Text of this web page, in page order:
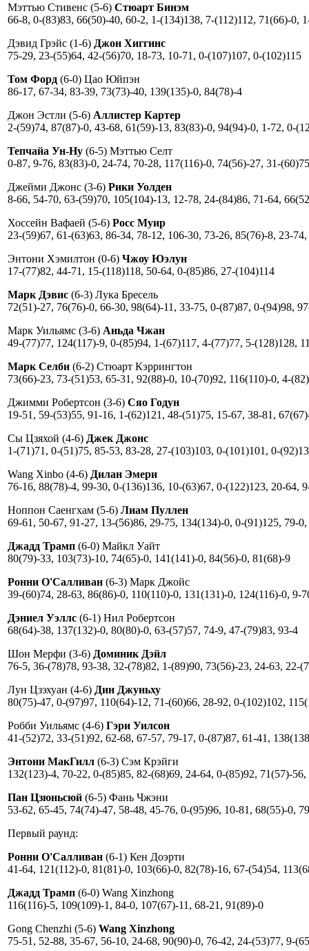
Мэттью Стивенс (5-6) Стюарт Бинэм
66-8, 0-(83)83, 66(50)-40, 60-2, 1-(134)138, 7-(112)112, 71(66)-0,
Дэвид Грэйс (1-6) Джон Хиггинс
75-29, 23-(55)64, 42-(56)70, 18-73, 10-71, 0-(107)107, 0-(102)115
Том Форд (6-0) Цао Юйпэн
86-17, 67-34, 83-39, 73(73)-40, 139(135)-0, 84(78)-4
Джон Эстли (5-6) Аллистер Картер
2-(59)74, 87(87)-0, 43-68, 61(59)-13, 83(83)-0, 94(94)-0, 1-72, 0-
Тепчайа Ун-Ну (6-5) Мэттью Селт
0-87, 9-76, 83(83)-0, 24-74, 70-28, 117(116)-0, 74(56)-27, 31-
Джейми Джонс (3-6) Рики Уолден
8-66, 54-70, 63-(59)70, 105(104)-13, 12-78, 24-(84)86, 71-64,
Хоссейн Вафаей (5-6) Росс Муир
23-(59)67, 61-(63)63, 86-34, 78-12, 106-30, 73-26, 85(76)-8, 23-
Энтони Хэмилтон (0-6) Чжоу Юэлун
17-(77)82, 44-71, 15-(118)118, 50-64, 0-(85)86, 27-(104)114
Марк Дэвис (6-3) Лука Бресель
72(51)-27, 76(76)-0, 66-30, 98(64)-11, 33-75, 0-(87)87, 0-(94)98,
Марк Уильямс (3-6) Аньда Чжан
49-(77)77, 124(117)-9, 0-(85)94, 1-(67)117, 4-(77)77, 5-(128)128,
Марк Селби (6-2) Стюарт Кэррингтон
73(66)-23, 73-(51)53, 65-31, 92(88)-0, 10-(70)92, 116(110)-0, 4-
Джимми Робертсон (3-6) Сяо Годун
19-51, 59-(53)55, 91-16, 1-(62)121, 48-(51)75, 15-67, 38-81,
Сы Цзяхой (4-6) Джек Джонс
1-(71)71, 0-(51)75, 85-53, 83-28, 27-(103)103, 0-(101)101, 0-
Wang Xinbo (4-6) Дилан Эмери
76-16, 88(78)-4, 99-30, 0-(136)136, 10-(63)67, 0-(122)123, 20-64,
Ноппон Саенгхам (5-6) Лиам Пуллен
69-61, 50-67, 91-27, 13-(56)86, 29-75, 134(134)-0, 0-(91)125, 79-
Джадд Трамп (6-0) Майкл Уайт
80(79)-33, 103(73)-10, 74(65)-0, 141(141)-0, 84(56)-0, 81(68)-9
Ронни О'Салливан (6-3) Марк Джойс
39-(60)74, 28-63, 86(86)-0, 110(110)-0, 131(131)-0, 124(116)-0, 9-
Дэниел Уэллс (6-1) Нил Робертсон
68(64)-38, 137(132)-0, 80(80)-0, 63-(57)57, 74-9, 47-(79)83, 93-4
Шон Мерфи (3-6) Доминик Дэйл
76-5, 36-(78)78, 93-38, 32-(78)82, 1-(89)90, 73(56)-23, 24-63, 22-
Лун Цзэхуан (4-6) Дин Джуньху
80(75)-47, 0-(97)97, 110(64)-12, 71-(60)66, 28-92, 0-(102)102,
Робби Уильямс (4-6) Гэри Уилсон
41-(52)72, 33-(51)92, 62-68, 67-57, 79-17, 0-(87)87, 61-41,
Энтони МакГилл (6-3) Сэм Крэйги
132(123)-4, 70-22, 0-(85)85, 82-(68)69, 24-64, 0-(85)92, 71(57)-
Пан Цзюньсюй (6-5) Фань Чжэни
53-62, 65-45, 74(74)-47, 58-48, 45-76, 0-(95)96, 10-81, 68(55)-0,
Первый раунд:
Ронни О'Салливан (6-1) Кен Доэрти
41-64, 121(112)-0, 81(81)-0, 103(66)-0, 82(78)-16, 67-(54)54,
Джадд Трамп (6-0) Wang Xinzhong
116(116)-5, 109(109)-1, 84-0, 107(67)-11, 68-21, 91(89)-0
Gong Chenzhi (5-6) Wang Xinzhong
75-51, 52-88, 35-67, 56-10, 24-68, 90(90)-0, 76-42, 24-(53)77, 9-